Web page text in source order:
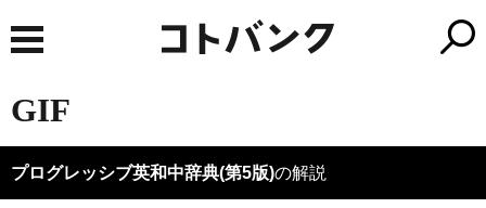
GIF
プログレッシブ英和中辞典(第5版)の解説